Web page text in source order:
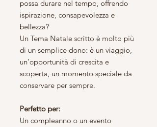
possa durare nel tempo, offrendo
ispirazione, consapevolezza e
bellezza?
Un Tema Natale scritto è molto più
di un semplice dono: è un viaggio,
un’opportunità di crescita e
scoperta, un momento speciale da
conservare per sempre.
Perfetto per:
Un compleanno o un evento